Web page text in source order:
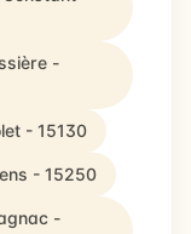
-
- 15130
- 15250
-